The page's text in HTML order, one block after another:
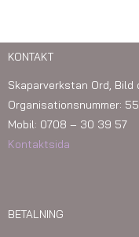
KONTAKT
Skaparverkstan Ord, Bild
Organisationsnummer:
Mobil: 0708 – 30 39 57
Kontaktsida
BETALNING